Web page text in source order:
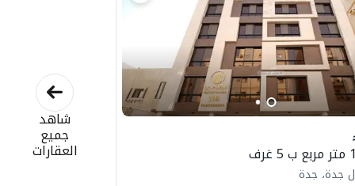
جدة، جدة
شاهد
جميع
العقارات